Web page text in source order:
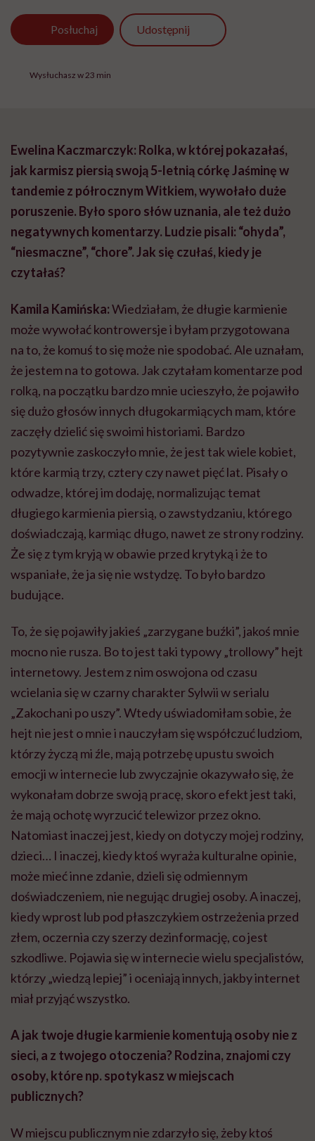
Posłuchaj Udostępnij
Wysłuchasz w 23 min
Ewelina Kaczmarczyk: Rolka, w której pokazałaś,
jak karmisz piersią swoją 5-letnią córkę Jaśminę w
tandemie z półrocznym Witkiem, wywołało duże
poruszenie. Było sporo słów uznania, ale też dużo
negatywnych komentarzy. Ludzie pisali: “ohyda”,
“niesmaczne”, “chore”. Jak się czułaś, kiedy je
czytałaś?
Kamila Kamińska:Wiedziałam, że długie karmienie
może wywołać kontrowersje i byłam przygotowana
na to, że komuś to się może nie spodobać. Ale uznałam,
że jestem na to gotowa. Jak czytałam komentarze pod
rolką, na początku bardzo mnie ucieszyło, że pojawiło
się dużo głosów innych długokarmiących mam, które
zaczęły dzielić się swoimi historiami. Bardzo
pozytywnie zaskoczyło mnie, że jest tak wiele kobiet,
które karmią trzy, cztery czy nawet pięć lat. Pisały o
odwadze, której im dodaję, normalizując temat
długiego karmienia piersią, o zawstydzaniu, którego
doświadczają, karmiąc długo, nawet ze strony rodziny.
Że się z tym kryją w obawie przed krytyką i że to
wspaniałe, że ja się nie wstydzę. To było bardzo
budujące.
To, że się pojawiły jakieś „zarzygane buźki”, jakoś mnie
mocno nie rusza. Bo to jest taki typowy „trollowy” hejt
internetowy. Jestem z nim oswojona od czasu
wcielania się w czarny charakter Sylwii w serialu
„Zakochani po uszy”. Wtedy uświadomiłam sobie, że
hejt nie jest o mnie i nauczyłam się współczuć ludziom,
którzy życzą mi źle, mają potrzebę upustu swoich
emocji w internecie lub zwyczajnie okazywało się, że
wykonałam dobrze swoją pracę, skoro efekt jest taki,
że mają ochotę wyrzucić telewizor przez okno.
Natomiast inaczej jest, kiedy on dotyczy mojej rodziny,
dzieci… I inaczej, kiedy ktoś wyraża kulturalne opinie,
może mieć inne zdanie, dzieli się odmiennym
doświadczeniem, nie negując drugiej osoby. A inaczej,
kiedy wprost lub pod płaszczykiem ostrzeżenia przed
złem, oczernia czy szerzy dezinformację, co jest
szkodliwe. Pojawia się w internecie wielu specjalistów,
którzy „wiedzą lepiej” i oceniają innych, jakby internet
miał przyjąć wszystko.
A jak twoje długie karmienie komentują osoby nie z
sieci, a z twojego otoczenia? Rodzina, znajomi czy
osoby, które np. spotykasz w miejscach
publicznych?
W miejscu publicznym nie zdarzyło się, żeby ktoś